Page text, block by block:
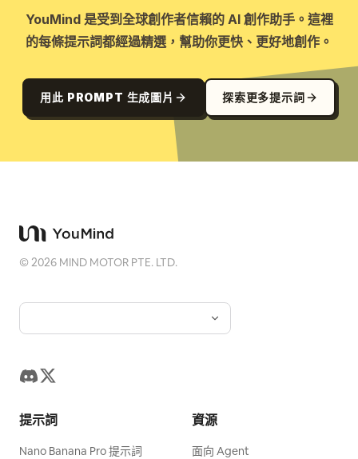
YouMind 是受到全球創作者信賴的 AI 創作助手。這裡
的每條提示詞都經過精選，幫助你更快、更好地創作。
用此 PROMPT 生成圖片 探索更多提示詞
©2026 MIND MOTOR PTE. LTD.
提示詞
Nano Banana Pro 提示詞
資源
面向 Agent